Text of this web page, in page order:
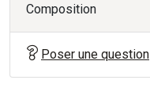
Composition
Poser une question